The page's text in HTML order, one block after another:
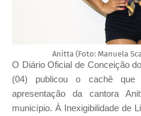
Anitta (Foto: Manuela
O Diário Oficial de Conceição
(04) publicou o cachê
apresentação da cantora
município. À Inexigibilidade de